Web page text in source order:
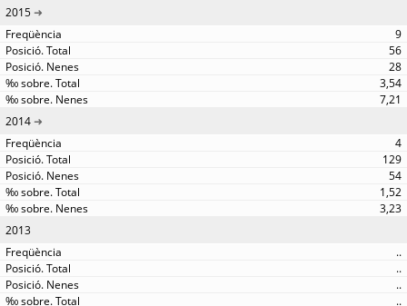
2015
9
56
28
3,54
7,21
2014
4
129
54
1,52
3,23
2013
..
..
..
..